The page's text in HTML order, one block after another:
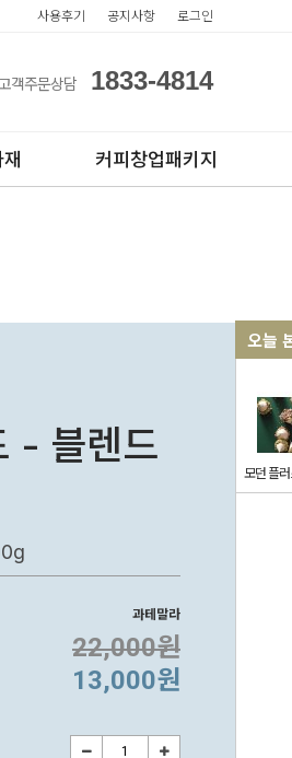
사용후기 공지사항 로그인
객주문상담 1833-4814
커피창업패키지
반자동커피머신판매
오늘
모던 플
- 블렌드
과테말라
22,000원
13,000원